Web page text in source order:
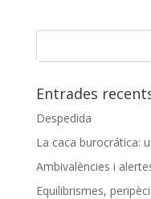
Entrades
Despedida
La caca burocrática:
Ambivalències i
Equilibrismes,